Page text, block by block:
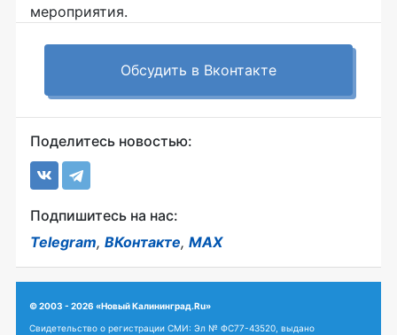
мероприятия.
Обсудить в Вконтакте
Поделитесь новостью:
Подпишитесь на нас:
Telegram, ВКонтакте, MAX
© 2003 - 2026 «Новый Калининград.Ru»
Свидетельство о регистрации СМИ: Эл № ФС77-43520, выдано